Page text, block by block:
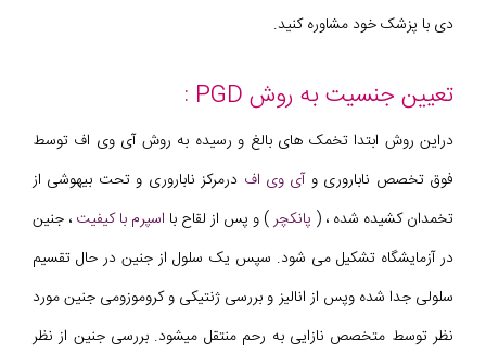
دی با پزشک خود مشاوره کنید.
تعیین جنسیت به روش PGD :
دراین روش ابتدا تخمک های بالغ و رسیده به روش آی وی اف توسط
فوق تخصص ناباروری وآی وی اف درمرکز ناباروری و تحت بیهوشی از
تخمدان کشیده شده ، ( پانکچر ) و پس از لقاح با اسپرم با کیفیت ، جنین
در آزمایشگاه تشکیل می شود. سپس یک سلول از جنین در حال تقسیم
سلولی جدا شده وپس از انالیز و بررسی ژنتیکی و کروموزومی جنین مورد
نظر توسط متخصص نازایی به رحم منتقل میشود. بررسی جنین از نظر